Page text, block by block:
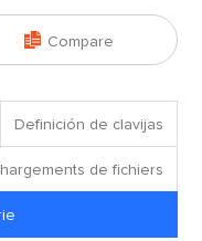
 Compare
Definición de clavijas
de fichiers